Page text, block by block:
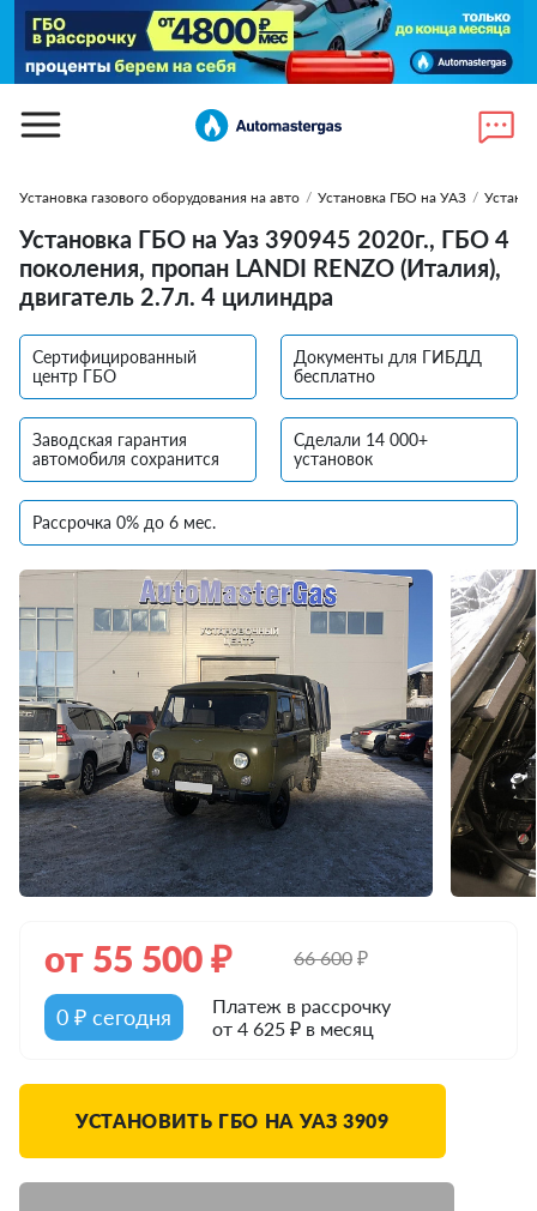
Установка газового оборудования на авто / Установка ГБО на УАЗ /
Установка ГБО на Уаз 390945 2020г., ГБО 4
поколения, пропан LANDI RENZO (Италия),
двигатель 2.7л. 4 цилиндра
Сертифицированный
центр ГБО
Документы для ГИБДД
бесплатно
Заводская гарантия
автомобиля сохранится
Сделали 14 000+
установок
Рассрочка 0% до 6 мес.
от 55 500₽ 66 600₽
0 ₽ сегодня
Платеж в рассрочку
от 4 625 ₽ в месяц
УСТАНОВИТЬ ГБО НА УАЗ 3909